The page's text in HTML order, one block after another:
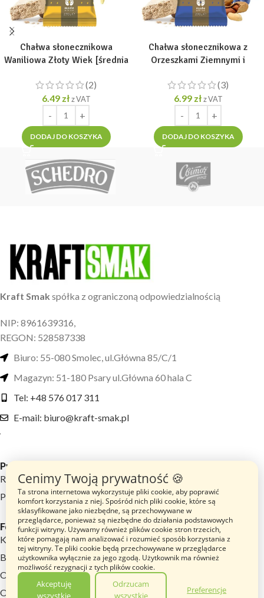
Chałwa słonecznikowa
Waniliowa Złoty Wiek [średnia
(2)
6.49 zł z VAT
DODAJ DO KOSZYKA
Chałwa słonecznikowa z
Orzeszkami Ziemnymi i
[średnia porcja 270g]
(3)
6.99 zł z VAT
DODAJ DO KOSZYKA
Kraft Smak spółka z ograniczoną odpowiedzialnością
NIP: 8961639316,
REGON: 528587338
Biuro: 55-080 Smolec, ul.Główna 85/C/1
Magazyn: 51-180 Psary ul.Główna 60 hala C
Tel: +48 576 017 311
E-mail: biuro@kraft-smak.pl
Przydatne linki
Regulamin sklepu
Polityka prywatności
Footer menu
Katalog Produktów
Blog
O nas
Opinie
Cenimy Twoją prywatność 🍪
Ta strona internetowa wykorzystuje pliki cookie, aby poprawić
komfort korzystania z niej. Spośród nich pliki cookie, które są
sklasyfikowane jako niezbędne, są przechowywane w
przeglądarce, ponieważ są niezbędne do działania podstawowych
funkcji witryny. Używamy również plików cookie stron trzecich,
które pomagają nam analizować i rozumieć sposób korzystania z
tej witryny. Te pliki cookie będą przechowywane w przeglądarce
użytkownika wyłącznie za jego zgodą. Użytkownik ma również
możliwość rezygnacji z tych plików cookie.
Akceptuję
wszystkie
Odrzucam
wszystkie
Preferencje